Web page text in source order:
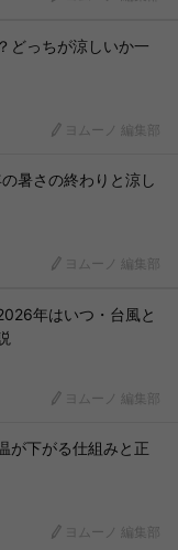
どっちが涼しいか一
ヨムーノ 編集部
暑さの終わりと涼し
ヨムーノ 編集部
年はいつ・台風と
ヨムーノ 編集部
が下がる仕組みと正
ヨムーノ 編集部